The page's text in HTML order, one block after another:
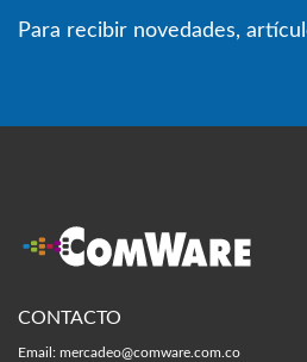
Para recibir novedades,
CONTACTO
Email: mercadeo@comware.com.co